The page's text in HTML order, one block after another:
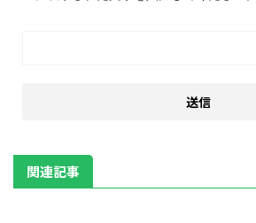
関連記事